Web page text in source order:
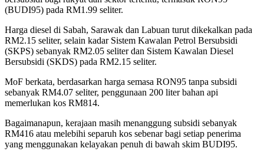
(BUDI95) pada RM1.99 seliter.
Harga diesel di Sabah, Sarawak dan Labuan turut dikekalkan pada
RM2.15 seliter, selain kadar Sistem Kawalan Petrol Bersubsidi
(SKPS) sebanyak RM2.05 seliter dan Sistem Kawalan Diesel
Bersubsidi (SKDS) pada RM2.15 seliter.
MoF berkata, berdasarkan harga semasa RON95 tanpa subsidi
sebanyak RM4.07 seliter, penggunaan 200 liter bahan api
memerlukan kos RM814.
Bagaimanapun, kerajaan masih menanggung subsidi sebanyak
RM416 atau melebihi separuh kos sebenar bagi setiap penerima
yang menggunakan kelayakan penuh di bawah skim BUDI95.